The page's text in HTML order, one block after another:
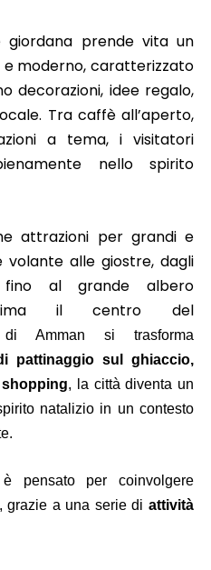
giordana prende vita un
moderno, caratterizzato
decorazioni, idee regalo,
Tra caffè all’aperto,
a tema, i visitatori
nello spirito
attrazioni per grandi e
volante alle giostre, dagli
fino al grande albero
il centro del
di Amman si trasforma
pattinaggio sul ghiaccio,
, la città diventa un
natalizio in un contesto
è pensato per coinvolgere
grazie a una serie di attività